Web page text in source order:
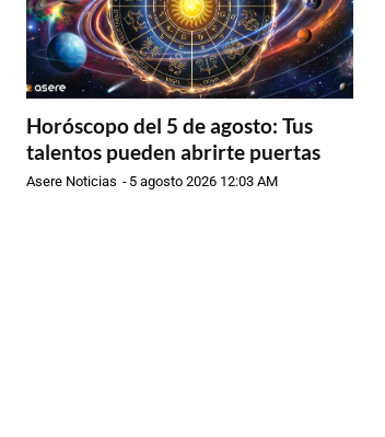
Horóscopo del 5 de agosto: Tus
talentos pueden abrirte puertas
Asere Noticias - 5 agosto 2026 12:03 AM